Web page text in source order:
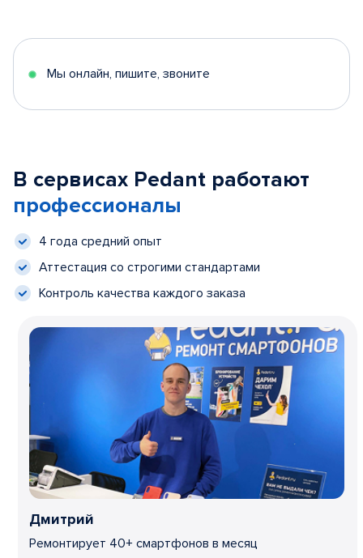
Мы онлайн, пишите, звоните
В сервисах Pedant работают
профессионалы
4 года средний опыт
Аттестация со строгими стандартами
Контроль качества каждого заказа
Дмитрий
Ремонтирует 40+ смартфонов в месяц